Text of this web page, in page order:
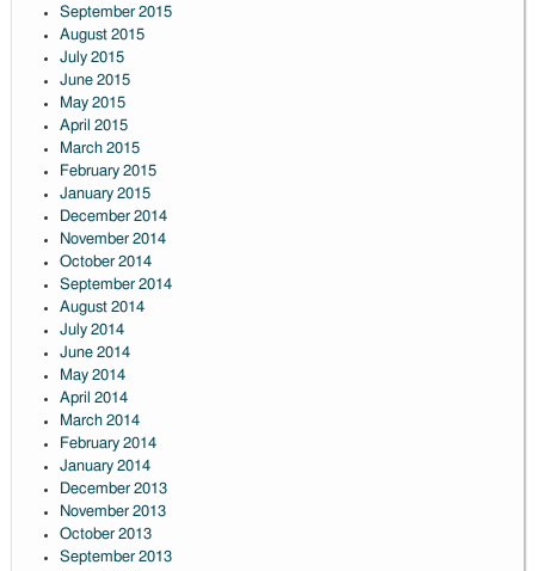
September 2015
August 2015
July 2015
June 2015
May 2015
April 2015
March 2015
February 2015
January 2015
December 2014
November 2014
October 2014
September 2014
August 2014
July 2014
June 2014
May 2014
April 2014
March 2014
February 2014
January 2014
December 2013
November 2013
October 2013
September 2013